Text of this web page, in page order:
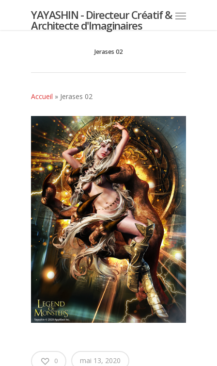
YAYASHIN - Directeur Créatif &
Architecte d'Imaginaires
Jerases 02
Accueil » Jerases 02
0 mai 13, 2020